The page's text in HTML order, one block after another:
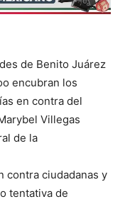
de Benito Juárez
encubran los
en contra del
Villegas
de la
contra ciudadanas y
tentativa de